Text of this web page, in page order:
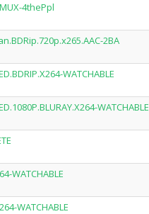
4thePpl
2BA
WATCHABLE
WATCHABLE
WATCHABLE
WATCHABLE